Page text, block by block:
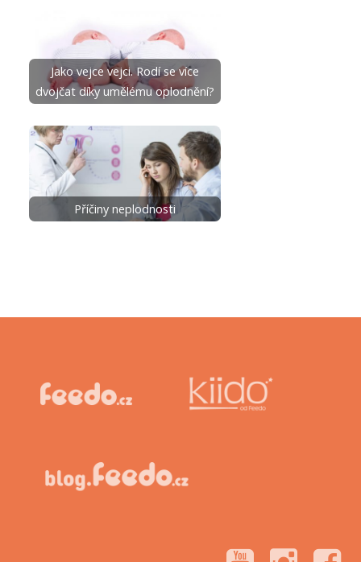
Jako vejce vejci. Rodí se více
dvojčat díky umělému oplodnění?
Příčiny neplodnosti